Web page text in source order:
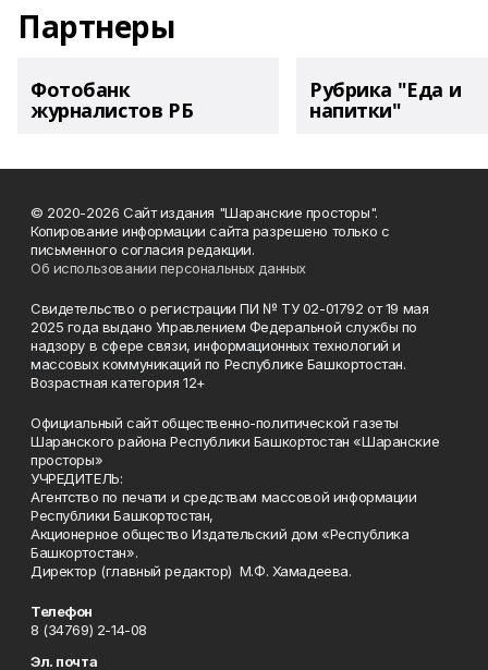
Партнеры
Фотобанк
журналистов РБ
Рубрика "Еда и
напитки"
© 2020-2026 Сайт издания "Шаранские просторы".
Копирование информации сайта разрешено только с
письменного согласия редакции.
Об использовании персональных данных
Свидетельство о регистрации ПИ № ТУ 02-01792 от 19 мая
2025 года выдано Управлением Федеральной службы по
надзору в сфере связи, информационных технологий и
массовых коммуникаций по Республике Башкортостан.
Возрастная категория 12+
Официальный сайт общественно-политической газеты
Шаранского района Республики Башкортостан «Шаранские
просторы»
УЧРЕДИТЕЛЬ:
Агентство по печати и средствам массовой информации
Республики Башкортостан,
Акционерное общество Издательский дом «Республика
Башкортостан».
Директор (главный редактор) М.Ф. Хамадеева.
Телефон
8 (34769) 2-14-08
Эл. почта